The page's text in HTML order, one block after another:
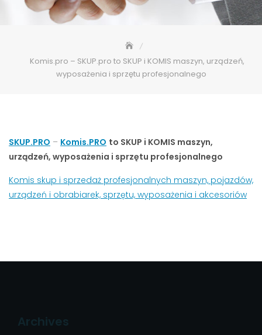
Komis.pro – SKUP.pro to SKUP i KOMIS maszyn, urządzeń,
wyposażenia i sprzętu profesjonalnego
SKUP.PRO – Komis.PRO to SKUP i KOMIS maszyn,
urządzeń, wyposażenia i sprzętu profesjonalnego
Komis skup i sprzedaż profesjonalnych maszyn, pojazdów,
urządzeń i obrabiarek, sprzętu, wyposażenia i akcesoriów
Archives